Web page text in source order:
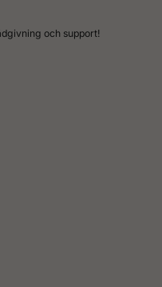
och support!